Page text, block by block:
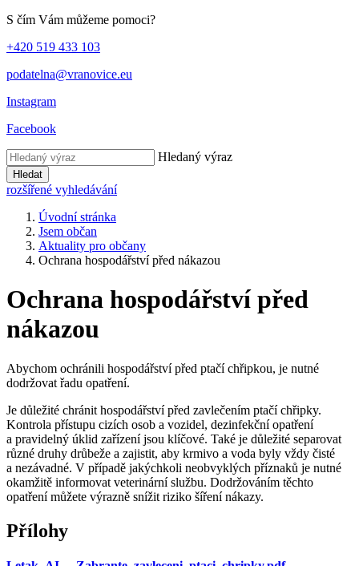
S čím Vám můžeme pomoci?
+420 519 433 103
podatelna@vranovice.eu
Instagram
Facebook
Hledaný výraz
Hledat
rozšířené vyhledávání
Úvodní stránka
Jsem občan
Aktuality pro občany
Ochrana hospodářství před nákazou
Ochrana hospodářství před
nákazou
Abychom ochránili hospodářství před ptačí chřipkou, je nutné
dodržovat řadu opatření.
Je důležité chránit hospodářství před zavlečením ptačí chřipky.
Kontrola přístupu cizích osob a vozidel, dezinfekční opatření
a pravidelný úklid zařízení jsou klíčové. Také je důležité separovat
různé druhy drůbeže a zajistit, aby krmivo a voda byly vždy čisté
a nezávadné. V případě jakýchkoli neobvyklých příznaků je nutné
okamžitě informovat veterinární službu. Dodržováním těchto
opatření můžete výrazně snížit riziko šíření nákazy.
Přílohy